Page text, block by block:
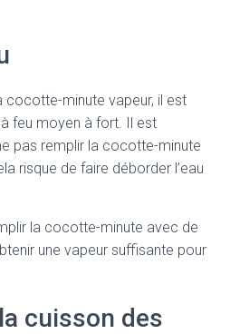
cocotte-minute vapeur, il est
feu moyen à fort. Il est
pas remplir la cocotte-minute
risque de faire déborder l’eau
la cocotte-minute avec de
une vapeur suffisante pour
cuisson des